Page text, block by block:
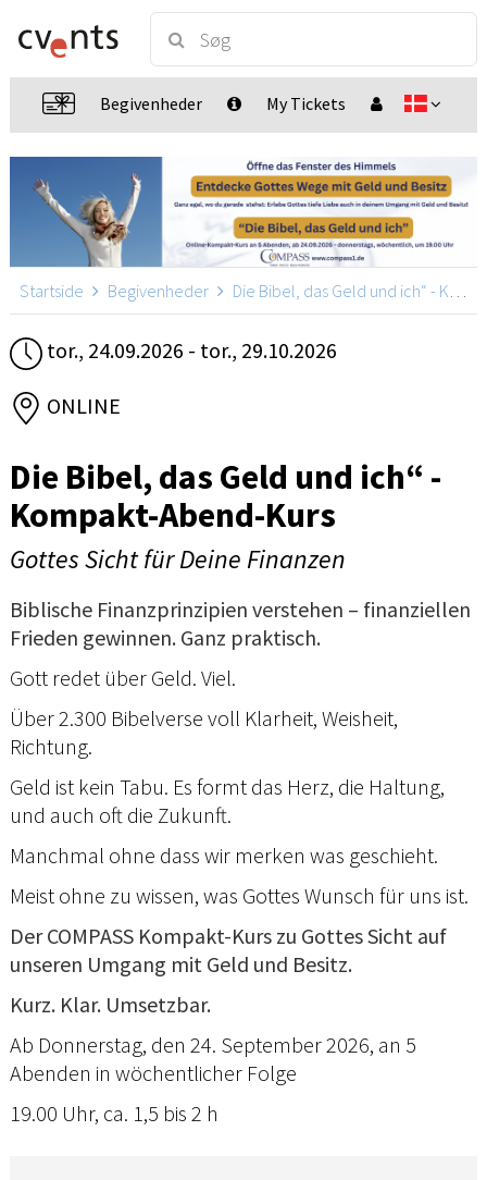
Begivenheder My Tickets
Startside Begivenheder Die Bibel, das Geld und ich“ - Kompakt-Abend-Kurs
tor., 24.09.2026 - tor., 29.10.2026
ONLINE
Die Bibel, das Geld und ich“ -
Kompakt-Abend-Kurs
Gottes Sicht für Deine Finanzen
Biblische Finanzprinzipien verstehen – finanziellen
Frieden gewinnen. Ganz praktisch.
Gott redet über Geld. Viel.
Über 2.300 Bibelverse voll Klarheit, Weisheit,
Richtung.
Geld ist kein Tabu. Es formt das Herz, die Haltung,
und auch oft die Zukunft.
Manchmal ohne dass wir merken was geschieht.
Meist ohne zu wissen, was Gottes Wunsch für uns ist.
Der COMPASS Kompakt-Kurs zu Gottes Sicht auf
unseren Umgang mit Geld und Besitz.
Kurz. Klar. Umsetzbar.
Ab Donnerstag, den 24. September 2026, an 5
Abenden in wöchentlicher Folge
19.00 Uhr, ca. 1,5 bis 2 h